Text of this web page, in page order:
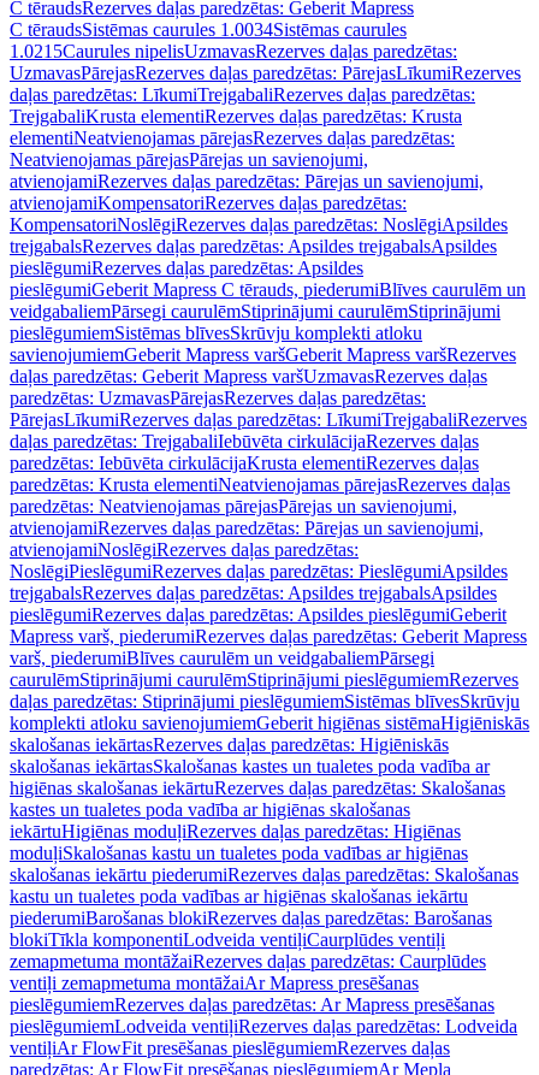
C tēraudsRezerves daļas paredzētas: Geberit Mapress
C tēraudsSistēmas caurules 1.0034Sistēmas caurules
1.0215Caurules nipelisUzmavasRezerves daļas paredzētas:
UzmavasPārejasRezerves daļas paredzētas: PārejasLīkumiRezerves
daļas paredzētas: LīkumiTrejgabaliRezerves daļas paredzētas:
TrejgabaliKrusta elementiRezerves daļas paredzētas: Krusta
elementiNeatvienojamas pārejasRezerves daļas paredzētas:
Neatvienojamas pārejasPārejas un savienojumi,
atvienojamiRezerves daļas paredzētas: Pārejas un savienojumi,
atvienojamiKompensatoriRezerves daļas paredzētas:
KompensatoriNoslēgiRezerves daļas paredzētas: NoslēgiApsildes
trejgabalsRezerves daļas paredzētas: Apsildes trejgabalsApsildes
pieslēgumiRezerves daļas paredzētas: Apsildes
pieslēgumiGeberit Mapress C tērauds, piederumiBlīves caurulēm un
veidgabaliemPārsegi caurulēmStiprinājumi caurulēmStiprinājumi
pieslēgumiemSistēmas blīvesSkrūvju komplekti atloku
savienojumiemGeberit Mapress varšGeberit Mapress varšRezerves
daļas paredzētas: Geberit Mapress varšUzmavasRezerves daļas
paredzētas: UzmavasPārejasRezerves daļas paredzētas:
PārejasLīkumiRezerves daļas paredzētas: LīkumiTrejgabaliRezerves
daļas paredzētas: TrejgabaliIebūvēta cirkulācijaRezerves daļas
paredzētas: Iebūvēta cirkulācijaKrusta elementiRezerves daļas
paredzētas: Krusta elementiNeatvienojamas pārejasRezerves daļas
paredzētas: Neatvienojamas pārejasPārejas un savienojumi,
atvienojamiRezerves daļas paredzētas: Pārejas un savienojumi,
atvienojamiNoslēgiRezerves daļas paredzētas:
NoslēgiPieslēgumiRezerves daļas paredzētas: PieslēgumiApsildes
trejgabalsRezerves daļas paredzētas: Apsildes trejgabalsApsildes
pieslēgumiRezerves daļas paredzētas: Apsildes pieslēgumiGeberit
Mapress varš, piederumiRezerves daļas paredzētas: Geberit Mapress
varš, piederumiBlīves caurulēm un veidgabaliemPārsegi
caurulēmStiprinājumi caurulēmStiprinājumi pieslēgumiemRezerves
daļas paredzētas: Stiprinājumi pieslēgumiemSistēmas blīvesSkrūvju
komplekti atloku savienojumiemGeberit higiēnas sistēmaHigiēniskās
skalošanas iekārtasRezerves daļas paredzētas: Higiēniskās
skalošanas iekārtasSkalošanas kastes un tualetes poda vadība ar
higiēnas skalošanas iekārtuRezerves daļas paredzētas: Skalošanas
kastes un tualetes poda vadība ar higiēnas skalošanas
iekārtuHigiēnas moduļiRezerves daļas paredzētas: Higiēnas
moduļiSkalošanas kastu un tualetes poda vadības ar higiēnas
skalošanas iekārtu piederumiRezerves daļas paredzētas: Skalošanas
kastu un tualetes poda vadības ar higiēnas skalošanas iekārtu
piederumiBarošanas blokiRezerves daļas paredzētas: Barošanas
blokiTīkla komponentiLodveida ventiļiCaurplūdes ventiļi
zemapmetuma montāžaiRezerves daļas paredzētas: Caurplūdes
ventiļi zemapmetuma montāžaiAr Mapress presēšanas
pieslēgumiemRezerves daļas paredzētas: Ar Mapress presēšanas
pieslēgumiemLodveida ventiļiRezerves daļas paredzētas: Lodveida
ventiļiAr FlowFit presēšanas pieslēgumiemRezerves daļas
paredzētas: Ar FlowFit presēšanas pieslēgumiemAr Mepla